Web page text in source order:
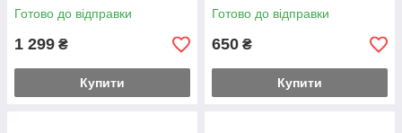
Готово до відправки
1 299 ₴
Купити
Готово до відправки
650 ₴
Купити